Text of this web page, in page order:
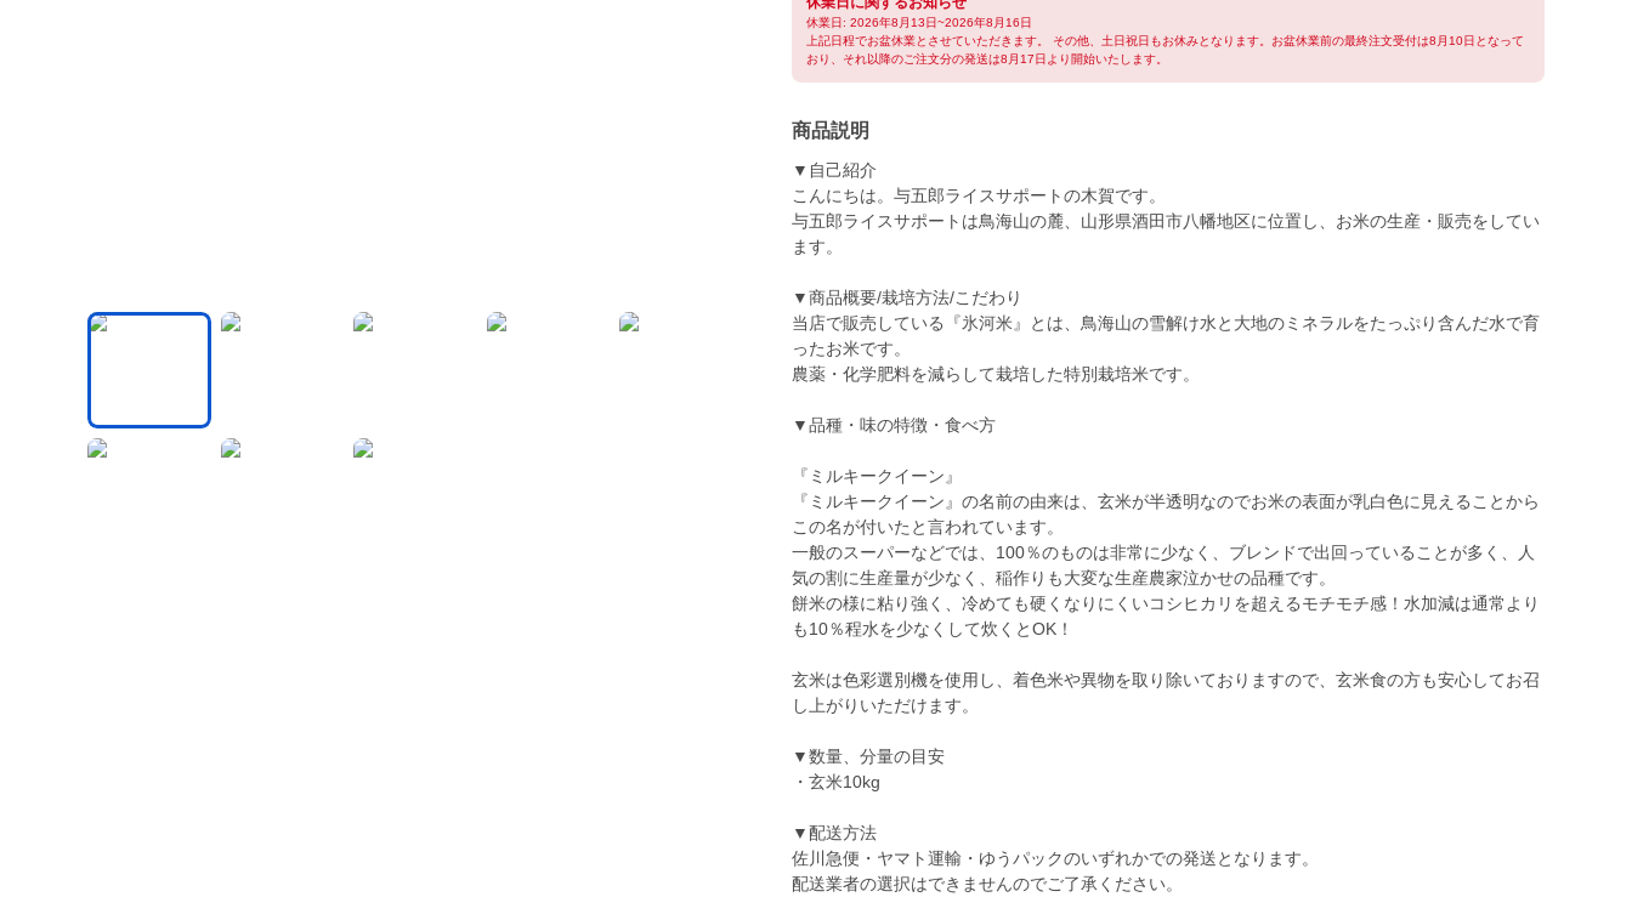
休業日: 2026年8月13日~2026年8月16日
上記日程でお盆休業とさせていただきます。 その他、土日祝日もお休みとなります。お盆休業前の最終注文受付は8月10日となって
おり、それ以降のご注文分の発送は8月17日より開始いたします。
商品説明
▼自己紹介
こんにちは。与五郎ライスサポートの木賀です。
与五郎ライスサポートは鳥海山の麓、山形県酒田市八幡地区に位置し、お米の生産・販売をしてい
ます。
▼商品概要/栽培方法/こだわり
当店で販売している『氷河米』とは、鳥海山の雪解け水と大地のミネラルをたっぷり含んだ水で育
ったお米です。
農薬・化学肥料を減らして栽培した特別栽培米です。
▼品種・味の特徴・食べ方
『ミルキークイーン』
『ミルキークイーン』の名前の由来は、玄米が半透明なのでお米の表面が乳白色に見えることから
この名が付いたと言われています。
一般のスーパーなどでは、100％のものは非常に少なく、ブレンドで出回っていることが多く、人
気の割に生産量が少なく、稲作りも大変な生産農家泣かせの品種です。
餅米の様に粘り強く、冷めても硬くなりにくいコシヒカリを超えるモチモチ感！水加減は通常より
も10％程水を少なくして炊くとOK！
玄米は色彩選別機を使用し、着色米や異物を取り除いておりますので、玄米食の方も安心してお召
し上がりいただけます。
▼数量、分量の目安
・玄米10kg
▼配送方法
佐川急便・ヤマト運輸・ゆうパックのいずれかでの発送となります。
配送業者の選択はできませんのでご了承ください。